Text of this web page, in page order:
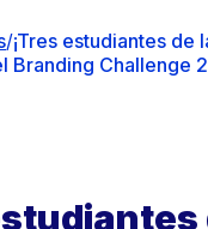
/¡Tres estudiantes de
Branding Challenge